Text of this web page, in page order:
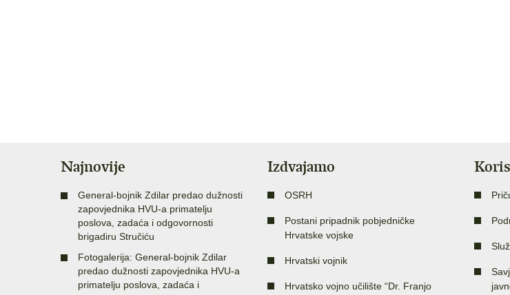
Najnovije
General-bojnik Zdilar predao dužnosti
zapovjednika HVU-a primatelju
poslova, zadaća i odgovornosti
brigadiru Stručiću
Fotogalerija: General-bojnik Zdilar
predao dužnosti zapovjednika HVU-a
primatelju poslova, zadaća i
Izdvajamo
OSRH
Postani pripadnik pobjedničke
Hrvatske vojske
Hrvatski vojnik
Hrvatsko vojno učilište “Dr. Franjo